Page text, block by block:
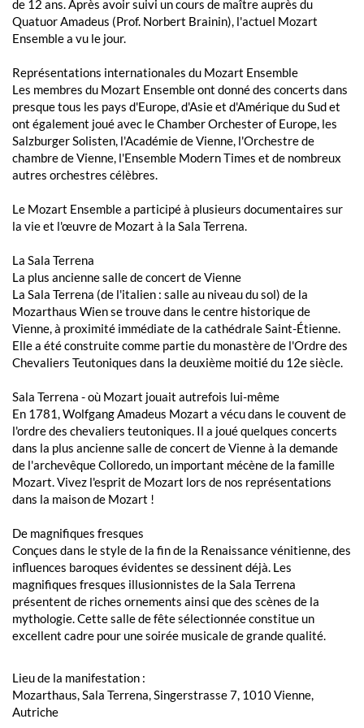
de 12 ans. Après avoir suivi un cours de maître auprès du
Quatuor Amadeus (Prof. Norbert Brainin), l'actuel Mozart
Ensemble a vu le jour.
Représentations internationales du Mozart Ensemble
Les membres du Mozart Ensemble ont donné des concerts dans
presque tous les pays d'Europe, d'Asie et d'Amérique du Sud et
ont également joué avec le Chamber Orchester of Europe, les
Salzburger Solisten, l'Académie de Vienne, l'Orchestre de
chambre de Vienne, l'Ensemble Modern Times et de nombreux
autres orchestres célèbres.
Le Mozart Ensemble a participé à plusieurs documentaires sur
la vie et l'œuvre de Mozart à la Sala Terrena.
La Sala Terrena
La plus ancienne salle de concert de Vienne
La Sala Terrena (de l'italien : salle au niveau du sol) de la
Mozarthaus Wien se trouve dans le centre historique de
Vienne, à proximité immédiate de la cathédrale Saint-Étienne.
Elle a été construite comme partie du monastère de l'Ordre des
Chevaliers Teutoniques dans la deuxième moitié du 12e siècle.
Sala Terrena - où Mozart jouait autrefois lui-même
En 1781, Wolfgang Amadeus Mozart a vécu dans le couvent de
l'ordre des chevaliers teutoniques. Il a joué quelques concerts
dans la plus ancienne salle de concert de Vienne à la demande
de l'archevêque Colloredo, un important mécène de la famille
Mozart. Vivez l'esprit de Mozart lors de nos représentations
dans la maison de Mozart !
De magnifiques fresques
Conçues dans le style de la fin de la Renaissance vénitienne, des
influences baroques évidentes se dessinent déjà. Les
magnifiques fresques illusionnistes de la Sala Terrena
présentent de riches ornements ainsi que des scènes de la
mythologie. Cette salle de fête sélectionnée constitue un
excellent cadre pour une soirée musicale de grande qualité.
Lieu de la manifestation :
Mozarthaus, Sala Terrena, Singerstrasse 7, 1010 Vienne,
Autriche